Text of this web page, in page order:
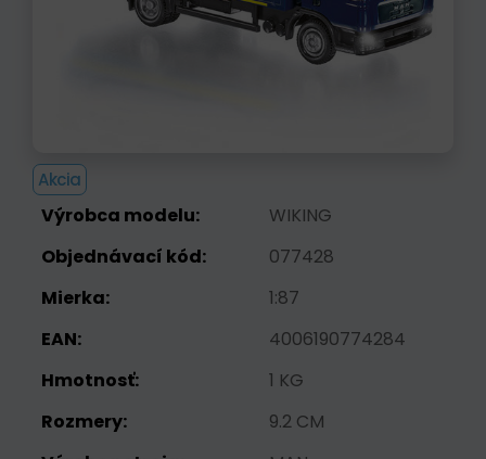
Akcia
Výrobca modelu:
WIKING
Objednávací kód:
077428
Mierka:
1:87
EAN:
4006190774284
Hmotnosť:
1 KG
Rozmery:
9.2 CM